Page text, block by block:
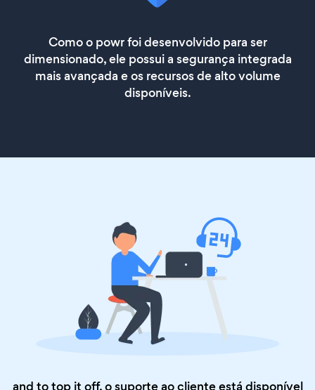
Como o powr foi desenvolvido para ser
dimensionado, ele possui a segurança integrada
mais avançada e os recursos de alto volume
disponíveis.
and to top it off, o suporte ao cliente está disponível